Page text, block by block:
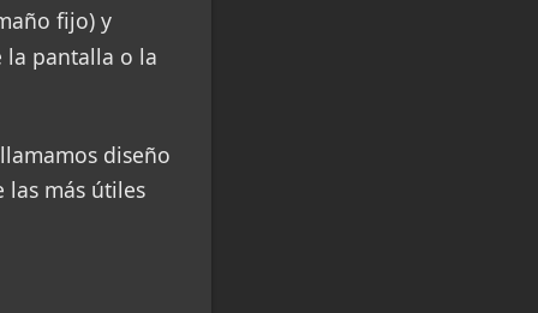
fijo) y
la pantalla o la
diseño
las más útiles